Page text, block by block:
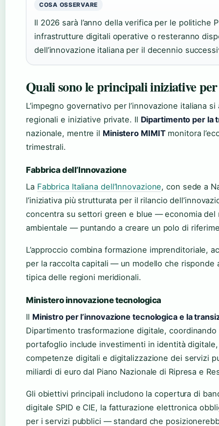
COSA OSSERVARE
Il 2026 sarà l’anno della verifica per le politiche
infrastrutture digitali operative o resteranno
dell’innovazione italiana per il decennio
Quali sono le principali iniziative
L’impegno governativo per l’innovazione italiana
regionali e iniziative private. Il Dipartimento per la
nazionale, mentre il Ministero MIMITmonitora
trimestrali.
Fabbrica dell’Innovazione
La Fabbrica Italiana dell’Innovazione, con sede a
l’iniziativa più strutturata per il rilancio
concentra su settori green e blue — economia
ambientale — puntando a creare un polo di
L’approccio combina formazione imprenditoriale,
per la raccolta capitali — un modello che
tipica delle regioni meridionali.
Ministero innovazione tecnologica
Il Ministro per l’innovazione tecnologica e la
Dipartimento trasformazione digitale,
portafoglio include investimenti in identità
competenze digitali e digitalizzazione dei servizi
miliardi di euro dal Piano Nazionale di Ripresa e
Gli obiettivi principali includono la copertura di
digitale SPID e CIE, la fatturazione elettronica
per i servizi pubblici — standard che